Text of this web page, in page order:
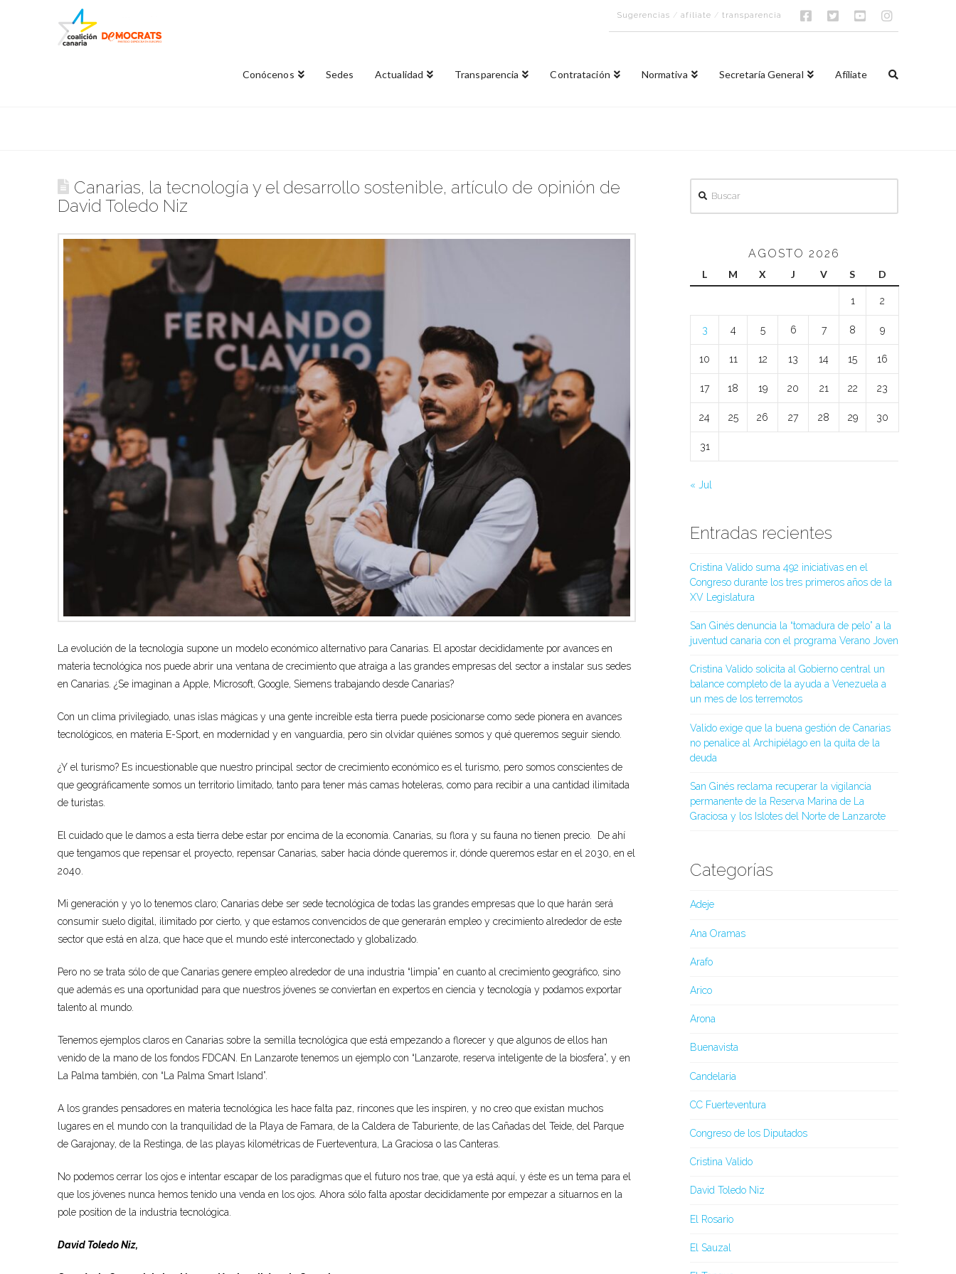
Sugerencias /afíliate /transparencia
Conócenos Sedes Actualidad Transparencia Contratación Normativa Secretaría General Afíliate
Canarias, la tecnología y el desarrollo sostenible, artículo de opinión de
David Toledo Niz
La evolución de la tecnología supone un modelo económico alternativo para Canarias. El apostar decididamente por avances en
materia tecnológica nos puede abrir una ventana de crecimiento que atraiga a las grandes empresas del sector a instalar sus sedes
en Canarias. ¿Se imaginan a Apple, Microsoft, Google, Siemens trabajando desde Canarias?
Con un clima privilegiado, unas islas mágicas y una gente increíble esta tierra puede posicionarse como sede pionera en avances
tecnológicos, en materia E-Sport, en modernidad y en vanguardia, pero sin olvidar quiénes somos y qué queremos seguir siendo.
¿Y el turismo? Es incuestionable que nuestro principal sector de crecimiento económico es el turismo, pero somos conscientes de
que geográficamente somos un territorio limitado, tanto para tener más camas hoteleras, como para recibir a una cantidad ilimitada
de turistas.
El cuidado que le damos a esta tierra debe estar por encima de la economía. Canarias, su flora y su fauna no tienen precio. De ahí
que tengamos que repensar el proyecto, repensar Canarias, saber hacia dónde queremos ir, dónde queremos estar en el 2030, en el
2040.
Mi generación y yo lo tenemos claro; Canarias debe ser sede tecnológica de todas las grandes empresas que lo que harán será
consumir suelo digital, ilimitado por cierto, y que estamos convencidos de que generarán empleo y crecimiento alrededor de este
sector que está en alza, que hace que el mundo esté interconectado y globalizado.
Pero no se trata sólo de que Canarias genere empleo alrededor de una industria “limpia” en cuanto al crecimiento geográfico, sino
que además es una oportunidad para que nuestros jóvenes se conviertan en expertos en ciencia y tecnología y podamos exportar
talento al mundo.
Tenemos ejemplos claros en Canarias sobre la semilla tecnológica que está empezando a florecer y que algunos de ellos han
venido de la mano de los fondos FDCAN. En Lanzarote tenemos un ejemplo con “Lanzarote, reserva inteligente de la biosfera”, y en
La Palma también, con “La Palma Smart Island”.
A los grandes pensadores en materia tecnológica les hace falta paz, rincones que les inspiren, y no creo que existan muchos
lugares en el mundo con la tranquilidad de la Playa de Famara, de la Caldera de Taburiente, de las Cañadas del Teide, del Parque
de Garajonay, de la Restinga, de las playas kilométricas de Fuerteventura, La Graciosa o las Canteras.
No podemos cerrar los ojos e intentar escapar de los paradigmas que el futuro nos trae, que ya está aquí, y éste es un tema para el
que los jóvenes nunca hemos tenido una venda en los ojos. Ahora sólo falta apostar decididamente por empezar a situarnos en la
pole position de la industria tecnológica.
David Toledo Niz,
AGOSTO 2026
L M X J V S D
1 2
3 4 5 6 7 8 9
10 11 12 13 14 15 16
17 18 19 20 21 22 23
24 25 26 27 28 29 30
31
« Jul
Entradas recientes
Cristina Valido suma 492 iniciativas en el
Congreso durante los tres primeros años de la
XV Legislatura
San Ginés denuncia la “tomadura de pelo” a la
juventud canaria con el programa Verano Joven
Cristina Valido solicita al Gobierno central un
balance completo de la ayuda a Venezuela a
un mes de los terremotos
Valido exige que la buena gestión de Canarias
no penalice al Archipiélago en la quita de la
deuda
San Ginés reclama recuperar la vigilancia
permanente de la Reserva Marina de La
Graciosa y los Islotes del Norte de Lanzarote
Categorías
Adeje
Ana Oramas
Arafo
Arico
Arona
Buenavista
Candelaria
CC Fuerteventura
Congreso de los Diputados
Cristina Valido
David Toledo Niz
El Rosario
El Sauzal